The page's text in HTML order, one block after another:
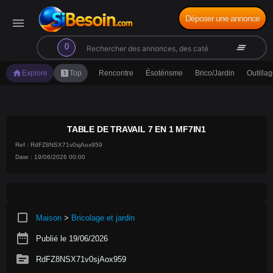
menu
0
search clear_all
Déposer une annonce
home Explore looks_oneTop Rencontre Ésotérisme Brico/Jardin
TABLE DE TRAVAIL 7 EN 1 MF7IN1
Ref : RdFZ8NSX71v0sjAox959
Date : 19/06/2026 00:00
crop_square Maison > Bricolage et jardin
date_range Publié le 19/06/2026
source RdFZ8NSX71v0sjAox959